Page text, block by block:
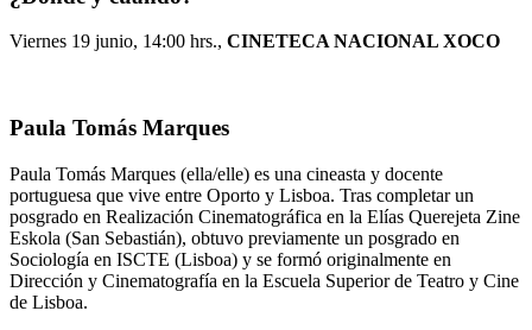
Viernes 19 junio, 14:00 hrs., CINETECA NACIONAL XOCO
Paula Tomás Marques
Paula Tomás Marques (ella/elle) es una cineasta y docente
portuguesa que vive entre Oporto y Lisboa. Tras completar un
posgrado en Realización Cinematográfica en la Elías Querejeta Zine
Eskola (San Sebastián), obtuvo previamente un posgrado en
Sociología en ISCTE (Lisboa) y se formó originalmente en
Dirección y Cinematografía en la Escuela Superior de Teatro y Cine
de Lisboa.